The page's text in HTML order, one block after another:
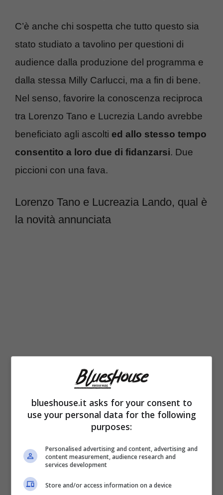
C’è anche chi sospetta che tutto questo sia
stato studiato a tavolino per questioni di
audience dalla produzione del programma e
dalla stessa Milly Carlucci, ma a fin di bene.
Nel senso, favorire la conoscenza reciproca
tra Lorenzo Tano e Lucrezia Lando avrebbe
beneficiato agli ascolti ed allo stesso tempo
consentito a loro due di fidanzarsi. Due
piccioni con una fava.
Lorenzo Tano e Lucreazia Lando, qual è
la novità annunciata
blueshouse.it asks for your consent to
use your personal data for the following
purposes:
Personalised advertising and content, advertising and
content measurement, audience research and
services development
Store and/or access information on a device